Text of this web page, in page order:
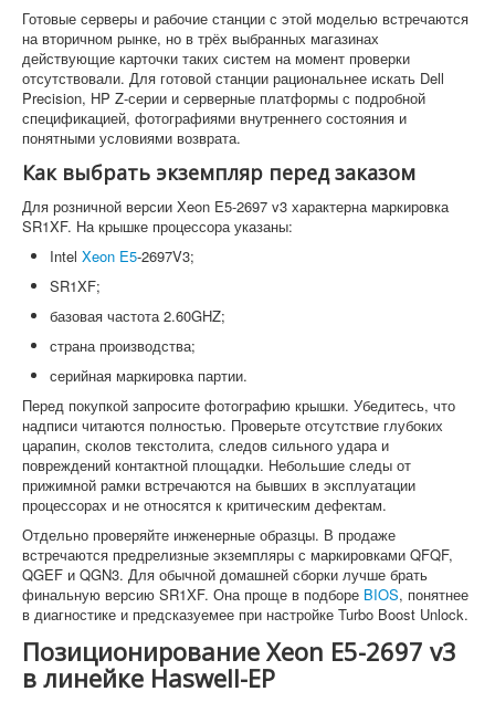
Готовые серверы и рабочие станции с этой моделью встречаются
на вторичном рынке, но в трёх выбранных магазинах
действующие карточки таких систем на момент проверки
отсутствовали. Для готовой станции рациональнее искать Dell
Precision, HP Z-серии и серверные платформы с подробной
спецификацией, фотографиями внутреннего состояния и
понятными условиями возврата.
Как выбрать экземпляр перед заказом
Для розничной версии Xeon E5-2697 v3 характерна маркировка
SR1XF. На крышке процессора указаны:
Intel Xeon E5-2697V3;
SR1XF;
базовая частота 2.60GHZ;
страна производства;
серийная маркировка партии.
Перед покупкой запросите фотографию крышки. Убедитесь, что
надписи читаются полностью. Проверьте отсутствие глубоких
царапин, сколов текстолита, следов сильного удара и
повреждений контактной площадки. Небольшие следы от
прижимной рамки встречаются на бывших в эксплуатации
процессорах и не относятся к критическим дефектам.
Отдельно проверяйте инженерные образцы. В продаже
встречаются предрелизные экземпляры с маркировками QFQF,
QGEF и QGN3. Для обычной домашней сборки лучше брать
финальную версию SR1XF. Она проще в подборе BIOS, понятнее
в диагностике и предсказуемее при настройке Turbo Boost Unlock.
Позиционирование Xeon E5-2697 v3
в линейке Haswell-EP